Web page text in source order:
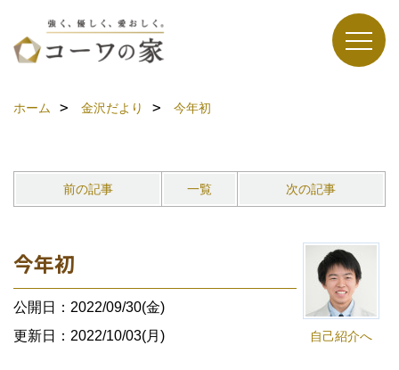
ホーム 金沢だより 今年初
前の記事 一覧 次の記事
自己紹介へ
今年初
公開日：2022/09/30(金)
更新日：2022/10/03(月)